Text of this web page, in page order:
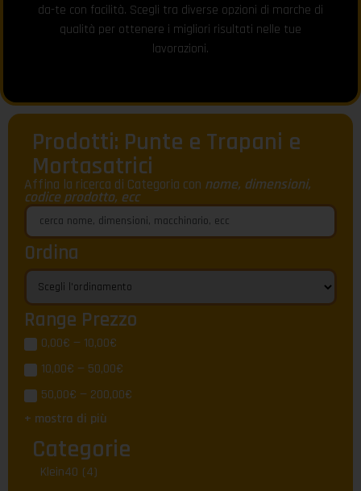
da-te con facilità. Scegli tra diverse opzioni di marche di
qualità per ottenere i migliori risultati nelle tue
lavorazioni.
Prodotti: Punte e Trapani e
Mortasatrici
Affina la ricerca di Categoria con nome, dimensioni,
codice prodotto, ecc
Ordina
Range Prezzo
0,00€ — 10,00€
10,00€ — 50,00€
50,00€ — 200,00€
+ mostra di più
Categorie
Klein40 (4)